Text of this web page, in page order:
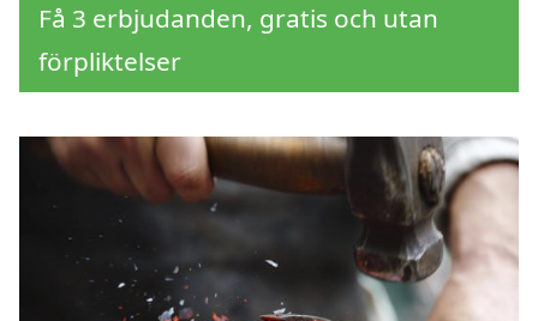
Få 3 erbjudanden, gratis och utan
förpliktelser